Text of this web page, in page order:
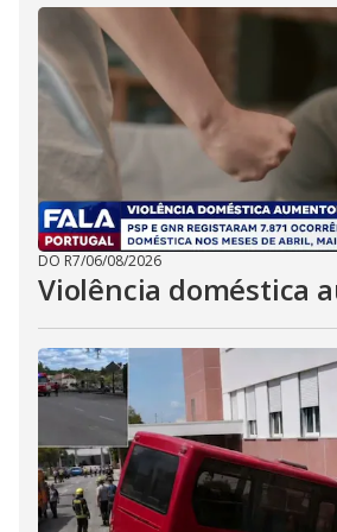
DO R7/06/08/2026
Violência doméstica